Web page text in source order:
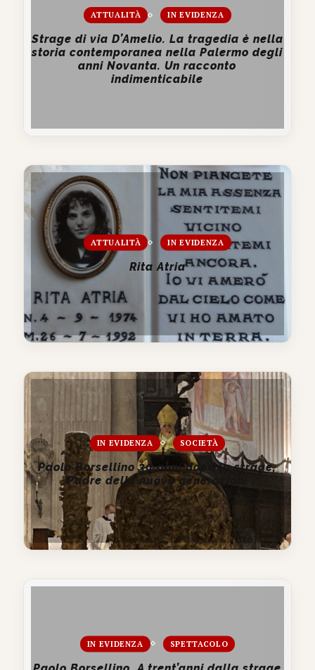
ATTUALITÀ IN EVIDENZA
Strage di via D’Amelio. La tragedia è nella
storia contemporanea nella Palermo degli
anni Novanta. Un racconto
indimenticabile
ATTUALITÀ IN EVIDENZA
Rita Atria
IN EVIDENZA SOCIETÀ
Paolo Borsellino 30 anni dopo la strage,
Padre delle nuove generazioni
IN EVIDENZA SPETTACOLO